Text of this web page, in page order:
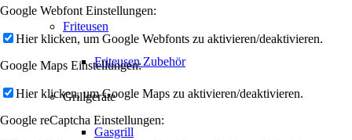
Friteusen
Friteusen Zubehör
Grillgeräte
Gasgrill
Google Webfont Einstellungen:
Hier klicken, um Google Webfonts zu aktivieren/deaktivieren.
Google Maps Einstellungen:
Hier klicken, um Google Maps zu aktivieren/deaktivieren.
Google reCaptcha Einstellungen: